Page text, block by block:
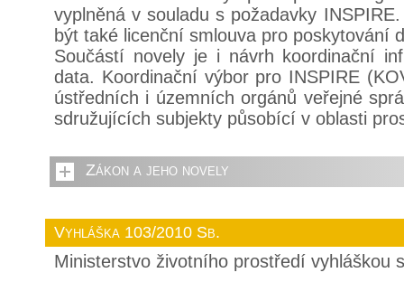
vyplněná v souladu s požadavky
být také licenční smlouva pro poskytování
Součástí novely je i návrh koordinační
data. Koordinační výbor pro INSPIRE
ústředních i územních orgánů veřejné
sdružujících subjekty působící v oblasti
Zákon a jeho novely
Vyhláška 103/2010 Sb.
Ministerstvo životního prostředí vyhláškou